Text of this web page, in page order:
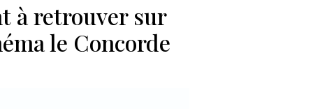
à retrouver sur
le Concorde